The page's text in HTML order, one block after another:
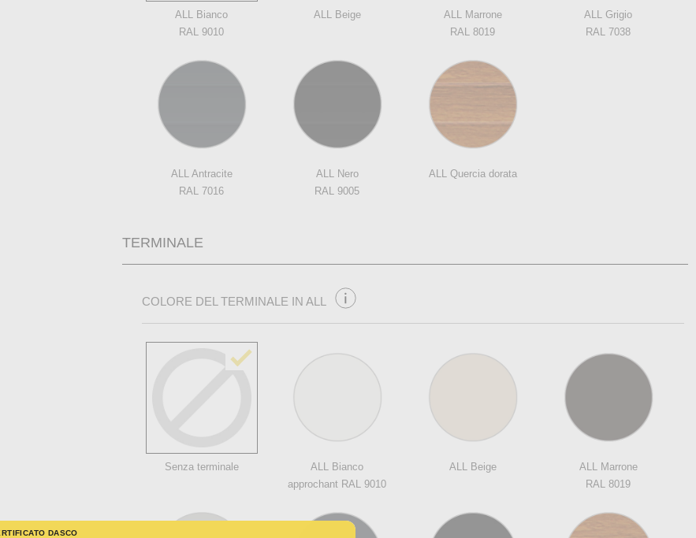
DASCOPRI DI PIÙ SU
ALL Bianco
RAL 9010
ALL Beige
ALL Marrone
RAL 8019
ALL Grigio
RAL 7038
ALL Antracite
RAL 7016
ALL Nero
RAL 9005
ALL Quercia dorata
TERMINALE
COLORE DEL TERMINALE IN ALL
Senza terminale
ALL Bianco
approchant RAL 9010
ALL Beige
ALL Marrone
RAL 8019